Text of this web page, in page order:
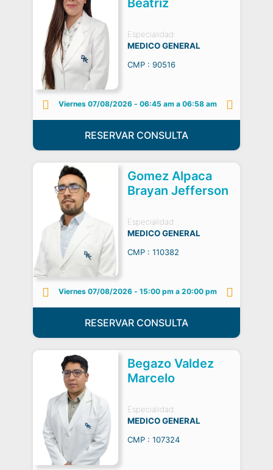
Especialidad:
MEDICO GENERAL
CMP : 90516
Viernes 07/08/2026 - 06:45 am a 06:58 am
RESERVAR CONSULTA
Gomez Alpaca
Brayan Jefferson
Especialidad:
MEDICO GENERAL
CMP : 110382
Viernes 07/08/2026 - 15:00 pm a 20:00 pm
RESERVAR CONSULTA
Begazo Valdez
Marcelo
Especialidad:
MEDICO GENERAL
CMP : 107324